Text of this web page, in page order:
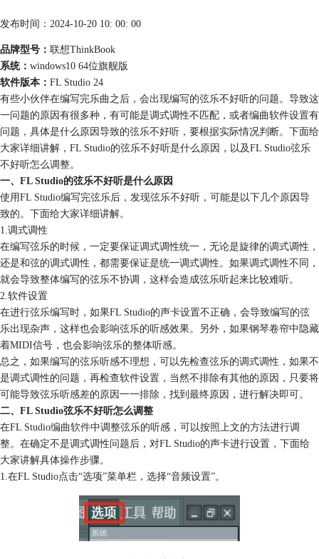
发布时间：2024-10-20 10: 00: 00
品牌型号： 联想ThinkBook
系统： windows10 64位旗舰版
软件版本： FL Studio 24
有些小伙伴在编写完乐曲之后，会出现编写的弦乐不好听的问题。导致这
一问题的原因有很多种，有可能是调式调性不匹配，或者编曲软件设置有
问题，具体是什么原因导致的弦乐不好听，要根据实际情况判断。下面给
大家详细讲解，FL Studio的弦乐不好听是什么原因，以及FL Studio弦乐
不好听怎么调整。
一、FL Studio的弦乐不好听是什么原因
使用FL Studio编写完弦乐后，发现弦乐不好听，可能是以下几个原因导
致的。下面给大家详细讲解。
1.调式调性
在编写弦乐的时候，一定要保证调式调性统一，无论是旋律的调式调性，
还是和弦的调式调性，都需要保证是统一调式调性。如果调式调性不同，
就会导致整体编写的弦乐不协调，这样会造成弦乐听起来比较难听。
2.软件设置
在进行弦乐编写时，如果FL Studio的声卡设置不正确，会导致编写的弦
乐出现杂声，这样也会影响弦乐的听感效果。另外，如果钢琴卷帘中隐藏
着MIDI信号，也会影响弦乐的整体听感。
总之，如果编写的弦乐听感不理想，可以先检查弦乐的调式调性，如果不
是调式调性的问题，再检查软件设置，当然不排除有其他的原因，只要将
可能导致弦乐听感差的原因一一排除，找到最终原因，进行解决即可。
二、FL Studio弦乐不好听怎么调整
在FL Studio编曲软件中调整弦乐的听感，可以按照上文的方法进行调
整。在确定不是调式调性问题后，对FL Studio的声卡进行设置，下面给
大家讲解具体操作步骤。
1.在FL Studio点击“选项”菜单栏，选择“音频设置”。